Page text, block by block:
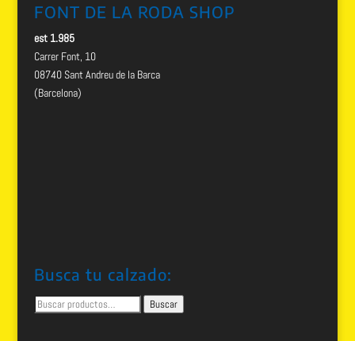
FONT DE LA RODA SHOP
est 1.985
Carrer Font, 10
08740 Sant Andreu de la Barca
(Barcelona)
Busca tu calzado:
Buscar
Buscar